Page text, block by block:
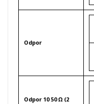
Odpor
Odpor 10 50 Ω (2